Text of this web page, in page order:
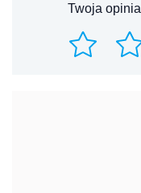
Twoja